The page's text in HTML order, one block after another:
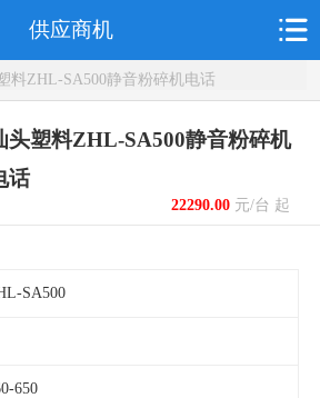
供应商机
料ZHL-SA500静音粉碎机电话
头塑料ZHL-SA500静音粉碎机
话
22290.00元/台 起
SA500
650